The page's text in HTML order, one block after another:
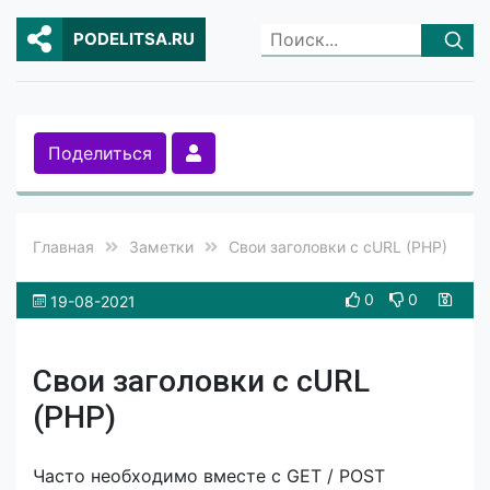
PODELITSA.RU
Поделиться
Главная Заметки Свои заголовки с cURL (PHP)
19-08-2021 0 0
Свои заголовки с cURL
(PHP)
Часто необходимо вместе с GET / POST